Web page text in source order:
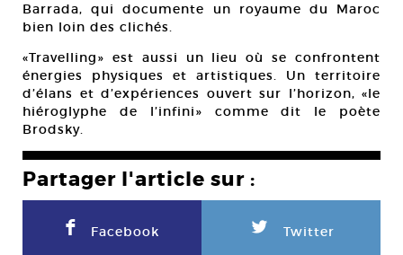
Barrada, qui documente un royaume du Maroc
bien loin des clichés.
«Travelling» est aussi un lieu où se confrontent
énergies physiques et artistiques. Un territoire
d’élans et d’expériences ouvert sur l’horizon, «le
hiéroglyphe de l’infini» comme dit le poète
Brodsky.
Partager l'article sur :
F Facebook L Twitter